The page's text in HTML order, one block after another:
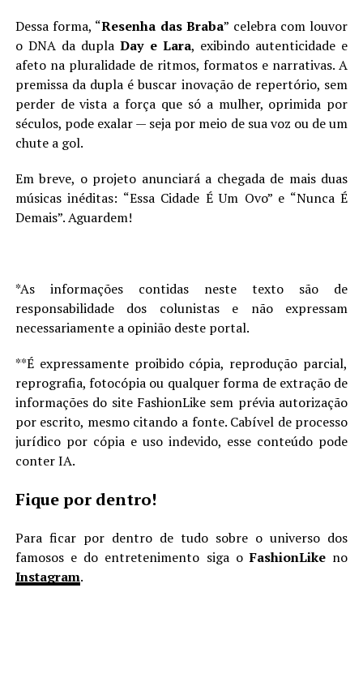
Dessa forma, “Resenha das Braba” celebra com louvor
o DNA da duplaDay e Lara, exibindo autenticidade e
afeto na pluralidade de ritmos, formatos e narrativas. A
premissa da dupla é buscar inovação de repertório, sem
perder de vista a força que só a mulher, oprimida por
séculos, pode exalar — seja por meio de sua voz ou de um
chute a gol.
Em breve, o projeto anunciará a chegada de mais duas
músicas inéditas: “Essa Cidade É Um Ovo” e “Nunca É
Demais”. Aguardem!
*As informações contidas neste texto são de
responsabilidade dos colunistas e não expressam
necessariamente a opinião deste portal.
**É expressamente proibido cópia, reprodução parcial,
reprografia, fotocópia ou qualquer forma de extração de
informações do site FashionLike sem prévia autorização
por escrito, mesmo citando a fonte. Cabível de processo
jurídico por cópia e uso indevido, esse conteúdo pode
conter IA.
Fique por dentro!
Para ficar por dentro de tudo sobre o universo dos
famosos e do entretenimento siga oFashionLike no
Instagram.